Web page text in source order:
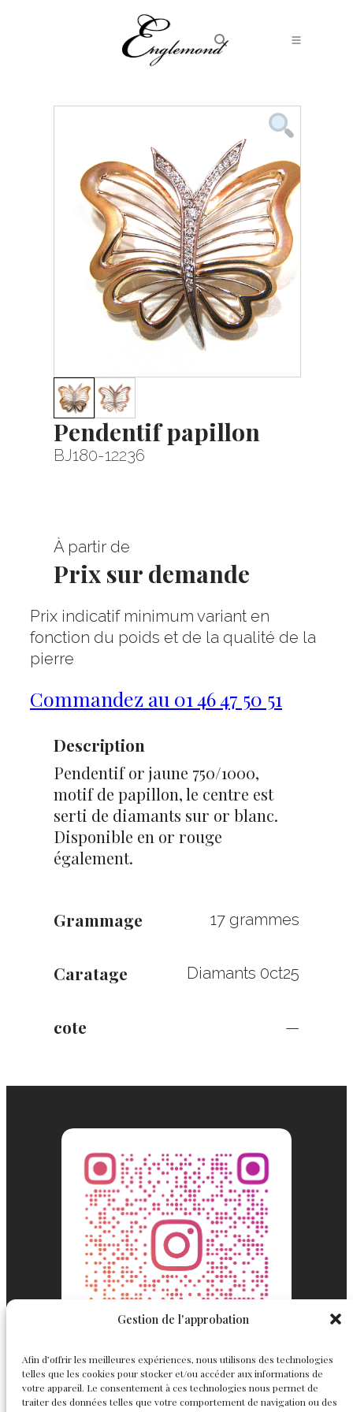
Gestion de l'approbation
Afin d’offrir les meilleures expériences, nous utilisons des technologies
telles que les cookies pour stocker et/ou accéder aux informations de
votre appareil. Le consentement à ces technologies nous permet de
traiter des données telles que votre comportement de navigation ou des
Pendentif papillon
BJ180-12236
À partir de
Prix sur demande
Prix indicatif minimum variant en
fonction du poids et de la qualité de la
pierre
Commandez au 01 46 47 50 51
Description
Pendentif or jaune 750/1000,
motif de papillon, le centre est
serti de diamants sur or blanc.
Disponible en or rouge
également.
Grammage 17 grammes
Caratage Diamants 0ct25
cote —